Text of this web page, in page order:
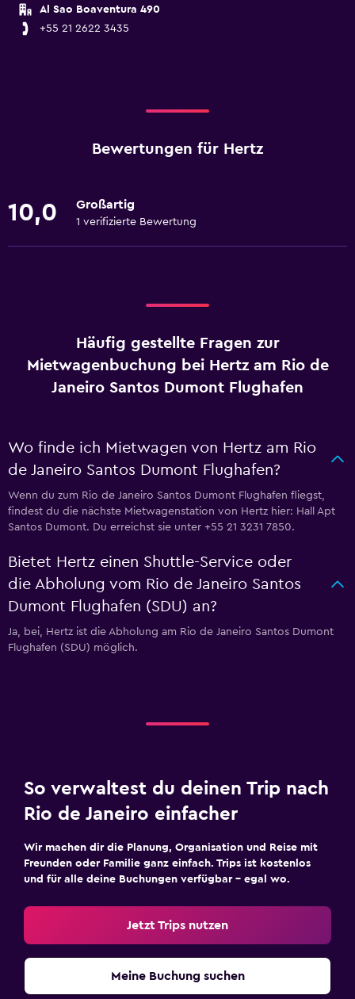
Al Sao Boaventura 490
+55 21 2622 3435
Bewertungen für Hertz
10,0 Großartig
1 verifizierte Bewertung
Häufig gestellte Fragen zur
Mietwagenbuchung bei Hertz am Rio de
Janeiro Santos Dumont Flughafen
Wo finde ich Mietwagen von Hertz am Rio
de Janeiro Santos Dumont Flughafen?
Wenn du zum Rio de Janeiro Santos Dumont Flughafen fliegst,
findest du die nächste Mietwagenstation von Hertz hier: Hall Apt
Santos Dumont. Du erreichst sie unter +55 21 3231 7850.
Bietet Hertz einen Shuttle-Service oder
die Abholung vom Rio de Janeiro Santos
Dumont Flughafen (SDU) an?
Ja, bei, Hertz ist die Abholung am Rio de Janeiro Santos Dumont
Flughafen (SDU) möglich.
So verwaltest du deinen Trip nach
Rio de Janeiro einfacher
Wir machen dir die Planung, Organisation und Reise mit
Freunden oder Familie ganz einfach. Trips ist kostenlos
und für alle deine Buchungen verfügbar – egal wo.
Jetzt Trips nutzen
Meine Buchung suchen